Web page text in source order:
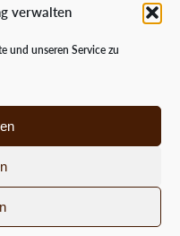
verwalten
und unseren Service zu